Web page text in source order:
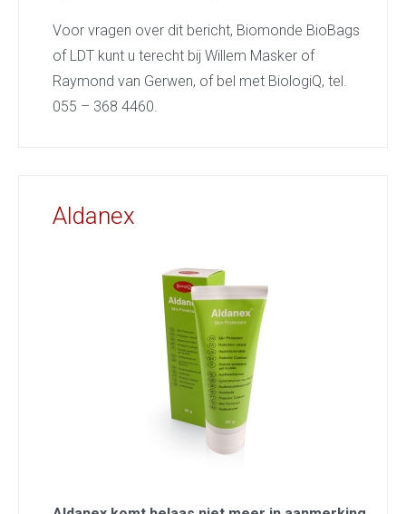
Voor vragen over dit bericht, Biomonde BioBags
of LDT kunt u terecht bij Willem Masker of
Raymond van Gerwen, of bel met BiologiQ, tel.
055 – 368 4460.
Aldanex